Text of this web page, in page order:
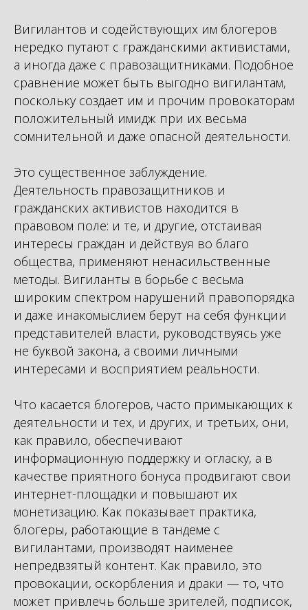
Вигилантов и содействующих им блогеров
нередко путают с гражданскими активистами,
а иногда даже с правозащитниками. Подобное
сравнение может быть выгодно вигилантам,
поскольку создает им и прочим провокаторам
положительный имидж при их весьма
сомнительной и даже опасной деятельности.
Это существенное заблуждение.
Деятельность правозащитников и
гражданских активистов находится в
правовом поле: и те, и другие, отстаивая
интересы граждан и действуя во благо
общества, применяют ненасильственные
методы. Вигиланты в борьбе с весьма
широким спектром нарушений правопорядка
и даже инакомыслием берут на себя функции
представителей власти, руководствуясь уже
не буквой закона, а своими личными
интересами и восприятием реальности.
Что касается блогеров, часто примыкающих к
деятельности и тех, и других, и третьих, они,
как правило, обеспечивают
информационную поддержку и огласку, а в
качестве приятного бонуса продвигают свои
интернет-площадки и повышают их
монетизацию. Как показывает практика,
блогеры, работающие в тандеме с
вигилантами, производят наименее
непредвзятый контент. Как правило, это
провокации, оскорбления и драки — то, что
может привлечь больше зрителей, подписок,